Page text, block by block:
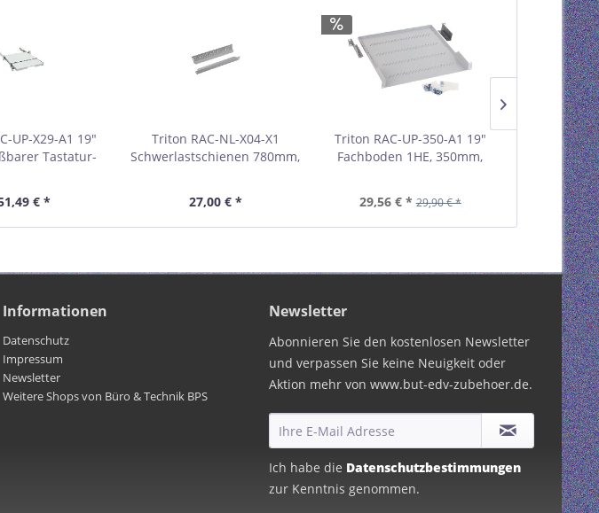
UP-X29-A1 19"
Tastatur-
€ *
Triton RAC-NL-X04-X1
Schwerlastschienen 780mm,
27,00 € *
Triton RAC-UP-350-A1 19"
Fachboden 1HE, 350mm,
29,56 € * 29,90 € *
Triton
40kg,
33,83
Informationen
Datenschutz
Impressum
Newsletter
Weitere Shops von Büro & Technik BPS
Newsletter
Abonnieren Sie den kostenlosen Newsletter
und verpassen Sie keine Neuigkeit oder
Aktion mehr von www.but-edv-zubehoer.de.
Ich habe die Datenschutzbestimmungen
zur Kenntnis genommen.